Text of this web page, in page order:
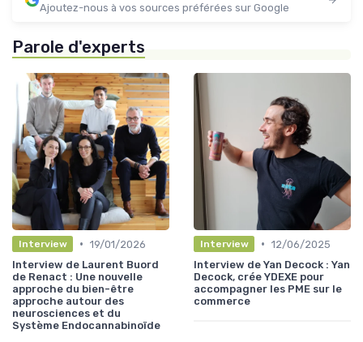
Ajoutez-nous à vos sources préférées sur Google
Parole d'experts
Interview • 19/01/2026
Interview de Laurent Buord
de Renact : Une nouvelle
approche du bien-être
approche autour des
neurosciences et du
Système Endocannabinoïde
Interview • 12/06/2025
Interview de Yan Decock : Yan
Decock, crée YDEXE pour
accompagner les PME sur le
commerce